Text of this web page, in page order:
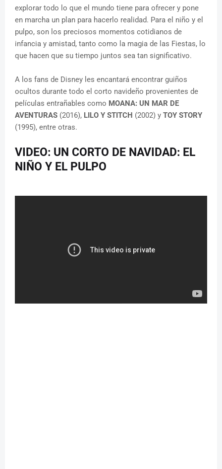
explorar todo lo que el mundo tiene para ofrecer y pone
en marcha un plan para hacerlo realidad. Para el niño y el
pulpo, son los preciosos momentos cotidianos de
infancia y amistad, tanto como la magia de las Fiestas, lo
que hacen que su tiempo juntos sea tan significativo.
A los fans de Disney les encantará encontrar guiños
ocultos durante todo el corto navideño provenientes de
películas entrañables como MOANA: UN MAR DE
AVENTURAS (2016), LILO Y STITCH (2002) y TOY STORY
(1995), entre otras.
VIDEO: UN CORTO DE NAVIDAD: EL
NIÑO Y EL PULPO